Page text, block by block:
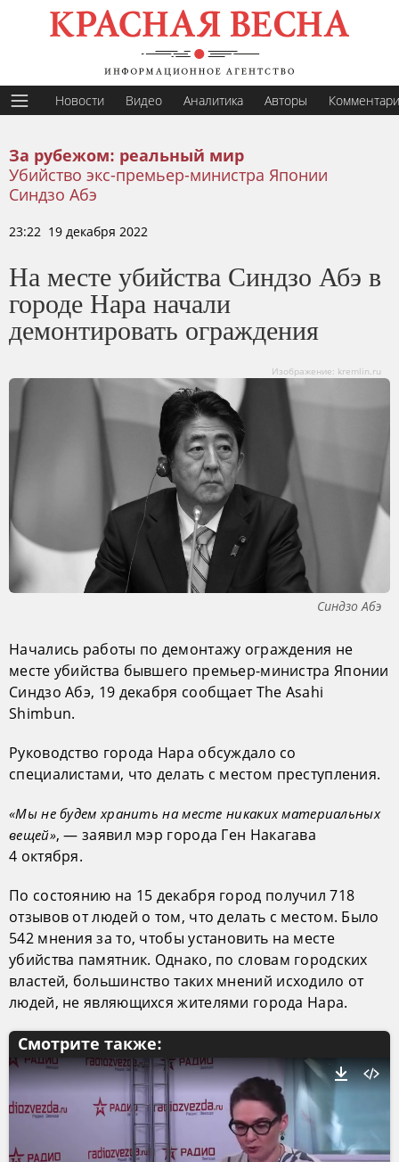
Новости Видео Аналитика Авторы
За рубежом: реальный мир
Убийство экс-премьер-министра Японии
Синдзо Абэ
23:22 19 декабря 2022
На месте убийства Синдзо Абэ в
городе Нара начали
демонтировать ограждения
Изображение: kremlin.ru
Синдзо Абэ
Начались работы по демонтажу ограждения не
месте убийства бывшего премьер-министра Японии
Синдзо Абэ, 19 декабря сообщает The Asahi
Shimbun.
Руководство города Нара обсуждало со
специалистами, что делать с местом преступления.
«Мы не будем хранить на месте никаких материальных
вещей», — заявил мэр города Ген Накагава
4 октября.
По состоянию на 15 декабря город получил 718
отзывов от людей о том, что делать с местом. Было
542 мнения за то, чтобы установить на месте
убийства памятник. Однако, по словам городских
властей, большинство таких мнений исходило от
людей, не являющихся жителями города Нара.
Смотрите также: